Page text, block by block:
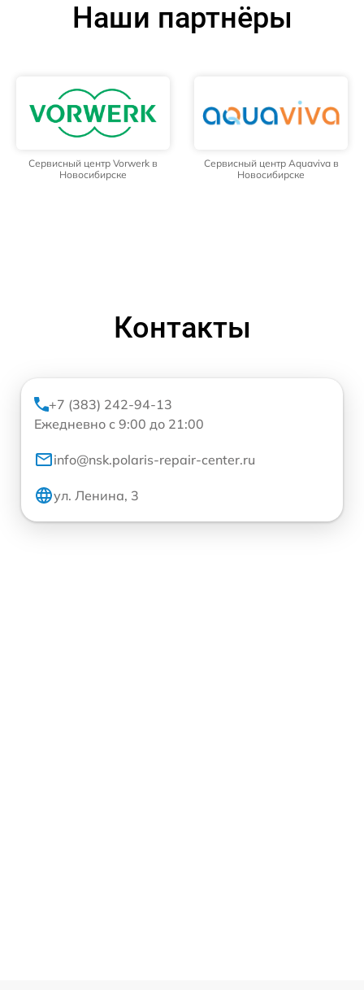
Наши партнёры
Сервисный центр Vorwerk в
Новосибирске
Сервисный центр Aquaviva в
Новосибирске
Контакты
+7 (383) 242-94-13
Ежедневно с 9:00 до 21:00
info@nsk.polaris-repair-center.ru
ул. Ленина, 3